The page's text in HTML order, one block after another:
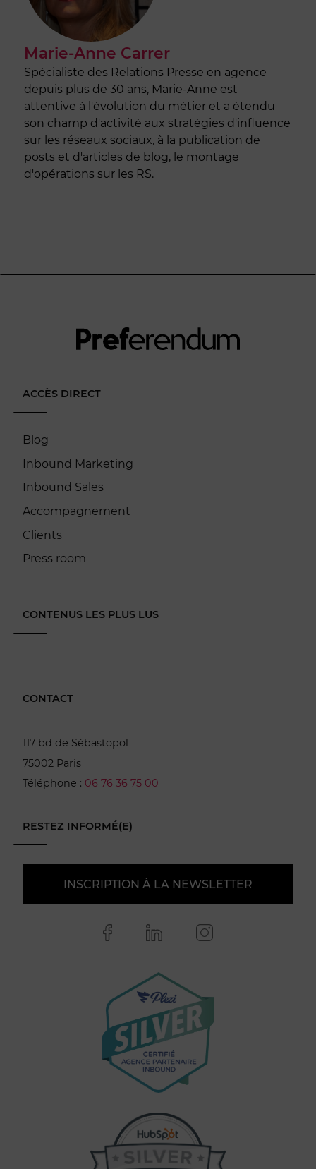
Marie-Anne Carrer
Spécialiste des Relations Presse en agence
depuis plus de 30 ans, Marie-Anne est
attentive à l'évolution du métier et a étendu
son champ d'activité aux stratégies d'influence
sur les réseaux sociaux, à la publication de
posts et d'articles de blog, le montage
d'opérations sur les RS.
ACCÈS DIRECT
Blog
Inbound Marketing
Inbound Sales
Accompagnement
Clients
Press room
CONTENUS LES PLUS LUS
CONTACT
117 bd de Sébastopol
75002 Paris
Téléphone : 06 76 36 75 00
RESTEZ INFORMÉ(E)
INSCRIPTION À LA NEWSLETTER